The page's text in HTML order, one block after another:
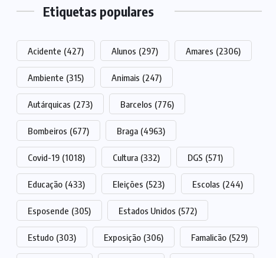
Etiquetas populares
Acidente (427) Alunos (297) Amares (2306)
Ambiente (315) Animais (247)
Autárquicas (273) Barcelos (776)
Bombeiros (677) Braga (4963)
Covid-19 (1018) Cultura (332) DGS (571)
Educação (433) Eleições (523) Escolas (244)
Esposende (305) Estados Unidos (572)
Estudo (303) Exposição (306) Famalicão (529)